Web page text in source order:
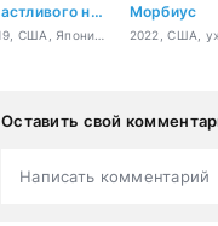
Счастливого нового дня смерти Морбиус
Оставить свой
Написать комментарий